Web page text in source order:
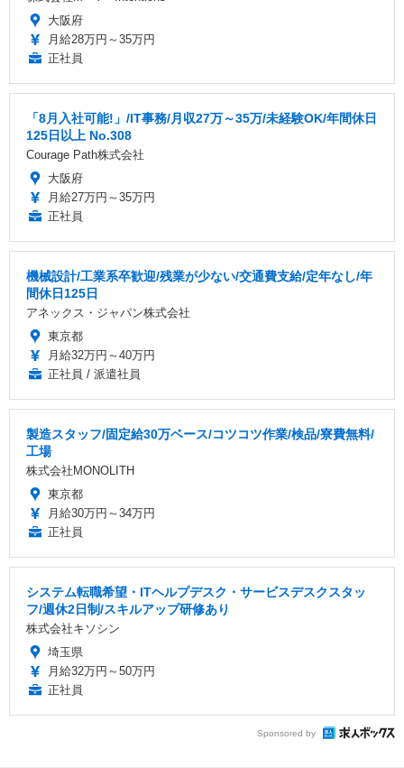
大阪府
月給28万円～35万円
正社員
「8月入社可能!」/IT事務/月収27万～35万/未経験OK/年間休日
125日以上 No.308
Courage Path株式会社
大阪府
月給27万円～35万円
正社員
機械設計/工業系卒歓迎/残業が少ない/交通費支給/定年なし/年
間休日125日
アネックス・ジャパン株式会社
東京都
月給32万円～40万円
正社員 / 派遣社員
製造スタッフ/固定給30万ベース/コツコツ作業/検品/寮費無料/
工場
株式会社MONOLITH
東京都
月給30万円～34万円
正社員
システム転職希望・ITヘルプデスク・サービスデスクスタッ
フ/週休2日制/スキルアップ研修あり
株式会社キソシン
埼玉県
月給32万円～50万円
正社員
Sponsored by